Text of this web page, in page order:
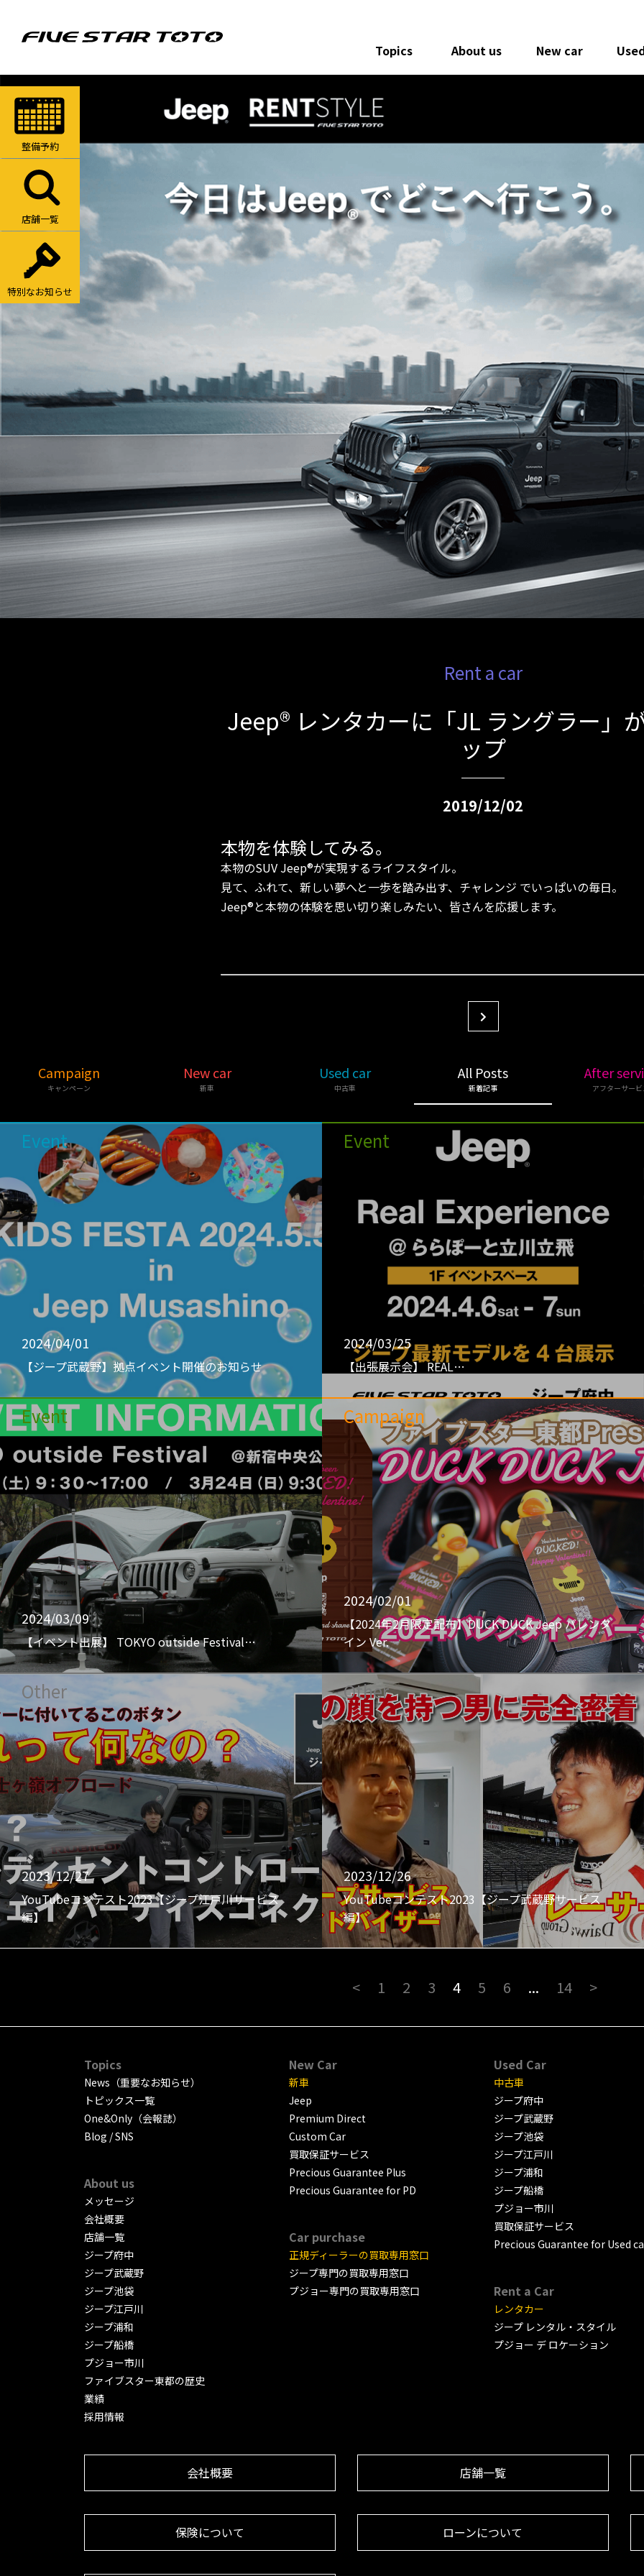
Topics About us New car
整備予約
店舗一覧
特別なお知らせ
Rent a car
Jeep® レンタカーに「JL ラングラー」
ップ
2019/12/02
本物を体験してみる。
本物のSUV Jeep®︎が実現するライフスタイル。
見て、ふれて、新しい夢へと一歩を踏み出す、チャレンジ でいっぱいの毎日。
Jeep®︎と本物の体験を思い切り楽しみたい、皆さんを応援します。
Campaign
キャンペーン
New car
新車
Used car
中古車
All Posts
新着記事
After
アフターサービ
Event
2024/04/01
【ジープ武蔵野】拠点イベント開催のお知らせ
Event
2024/03/25
【出張展示会】 REAL…
Event
2024/03/09
【イベント出展】 TOKYO outside Festival…
Campaign
2024/02/01
【2024年2月限定配布】DUCK DUCK Jeep バレンタ
イン Ver.
Other
2023/12/27
YouTubeコンテスト2023【ジープ江戸川サービス
編】
Other
2023/12/26
YouTubeコンテスト2023【ジープ武蔵野サービス
編】
< 1 2 3 4 5 6 ... 14 >
Topics
News（重要なお知らせ）
トピックス一覧
One&Only（会報誌）
Blog / SNS
About us
メッセージ
会社概要
店舗一覧
ジープ府中
ジープ武蔵野
ジープ池袋
ジープ江戸川
ジープ浦和
ジープ船橋
プジョー市川
ファイブスター東都の歴史
業績
採用情報
New Car
新車
Jeep
Premium Direct
Custom Car
買取保証サービス
Precious Guarantee Plus
Precious Guarantee for PD
Car purchase
正規ディーラーの買取専用窓口
ジープ専門の買取専用窓口
プジョー専門の買取専用窓口
Used Car
中古車
ジープ府中
ジープ武蔵野
ジープ池袋
ジープ江戸川
ジープ浦和
ジープ船橋
プジョー市川
買取保証サービス
Precious Guarantee for Used
Rent a Car
レンタカー
ジープ レンタル・スタイル
プジョー デ ロケーション
会社概要 店舗一覧
保険について ローンについて